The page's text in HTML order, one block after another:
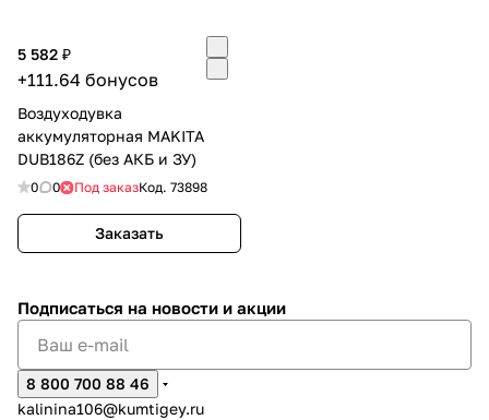
5 582 ₽
+111.64 бонусов
Воздуходувка
аккумуляторная MAKITA
DUB186Z (без АКБ и ЗУ)
0 0 Под заказКод. 73898
Заказать
Подписаться на новости и акции
8 800 700 88 46
kalinina106@kumtigey.ru